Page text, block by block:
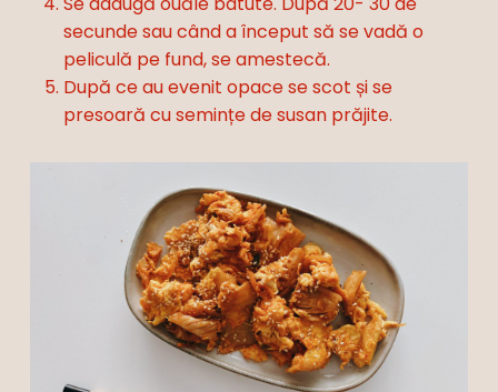
Nu ai niciun produs în coș.
Go To Shop
secunde sau când a început să se vadă o
peliculă pe fund, se amestecă.
După ce au evenit opace se scot și se
presoară cu semințe de susan prăjite.